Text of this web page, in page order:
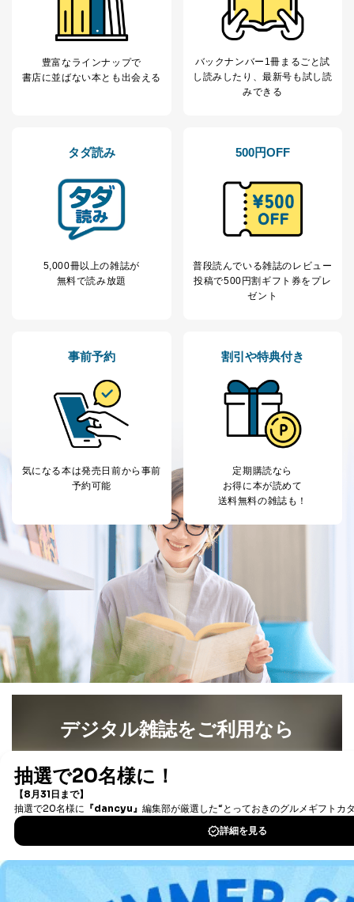
外部からの不正アクセス等の防止
個人データを取り扱う機器等のオペレーティング
システムを最新の状態に保持しています。
個人データを取り扱う機器等にセキュリティ対策
ソフトウェア等を導入し、自動更新 機能等の活用
により、これを最新状態としています。
送信する場合に、当該ファイルへのパスワードを
設定しています。
個人情報保護マネジメントシステムの継続的改善
当社は、内部監査及びマネジメントレビューの機会を通
じて、個人情報保護マネジメントシステムを継続的に改
苦情及び相談受付け窓口
適切、かつ迅速に対応させていただきます。
株式会社富士山マガジンサービス 個人情報問い合わせ
係
TEL：0570-200-223
FAX：03-5459-7073
e-mail：cs@fujisan.co.jp
改訂：2025年2月20日
制定：2005年4月1日
株式会社富士山マガジンサービス
代表取締役会長 西野 伸一郎
個人情報の取扱いについて
１．個人情報保護管理者
当社は以下の個人情報保護管理者を設置し、個人情報保
護管理者の責任のもと、個人情報を取得・アクセス・利
用・提供・管理いたします。
東京都渋谷区南平台町16-11
株式会社富士山マガジンサービス
代表取締役会長 西野 伸一郎
当社が取り扱う開示対象個人情報の利用目的は次のとお
りです。
No
個人情報の種類 利用目的
ービス等をご利用
購入商品の配送のため
のため
豊富なラインナップで
書店に並ばない本とも出会える
バックナンバー1冊まるごと試
し読み したり、最新号も試し読
みできる
タダ読み
5,000冊以上の雑誌が
無料で読み放題
500円OFF
普段読んでいる雑誌のレビュー
投稿で500円割ギフト券をプレ
ゼント
事前予約
気になる本は発売日前から事前
予約可能
割引や特典付き
定期購読なら
お得に本が読めて
送料無料の雑誌も！
デジタル雑誌をご利用なら
書籍）が無料で読み放題！
DOWNLOAD FOR IOS
DOWNLOAD FOR ANDROID